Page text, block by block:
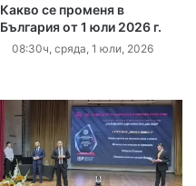
Какво се променя в
България от 1 юли 2026 г.
08:30ч, сряда, 1 юли, 2026